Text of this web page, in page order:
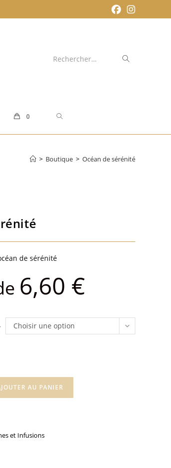
Rechercher…
0 TOGGLE
> Boutique > Océan de sérénité
de sérénité
6,60 €
Choisir une option
AU PANIER
et Infusions